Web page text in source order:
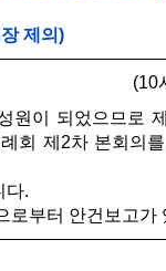
제의)
(10
이 되었으므로
회 제2차 본회의
다.
로부터 안건보고가